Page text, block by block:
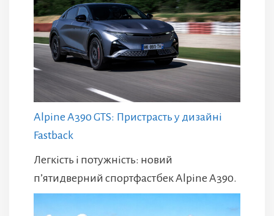
Alpine A390 GTS: Пристрасть у дизайні
Fastback
Легкість і потужність: новий
п’ятидверний спортфастбек Alpine A390.